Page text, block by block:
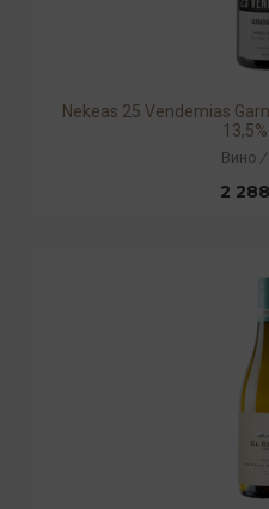
Nekeas 25 Vendemias
Вино /
2